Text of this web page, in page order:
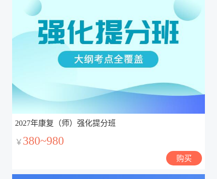
2027年康复（师）强化提分班
￥ 380~980
购买